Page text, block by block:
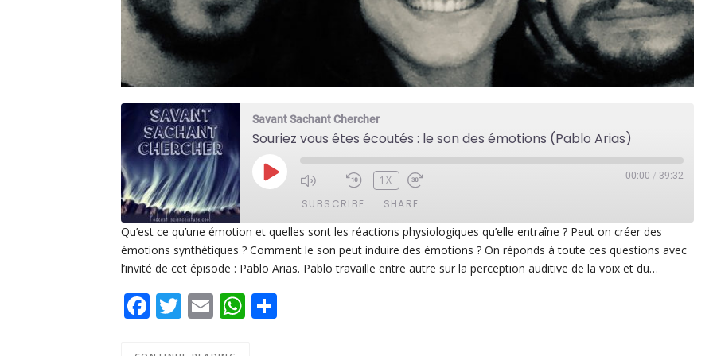
Savant Sachant Chercher
Souriez vous êtes écoutés : le son des émotions (Pablo Arias)
PLAY
1X 00:00 / 39:32
SUBSCRIBE SHARE
Apple Podcasts Deezer Google Play
PocketCasts
Spotify
SHARE
EMBED
Qu’est ce qu’une émotion et quelles sont les réactions physiologiques qu’elle entraîne ? Peut on créer des
émotions synthétiques ? Comment le son peut induire des émotions ? On réponds à toute ces questions avec
l’invité de cet épisode : Pablo Arias. Pablo travaille entre autre sur la perception auditive de la voix et du…
Facebook
Twitter
EmailWhatsApp